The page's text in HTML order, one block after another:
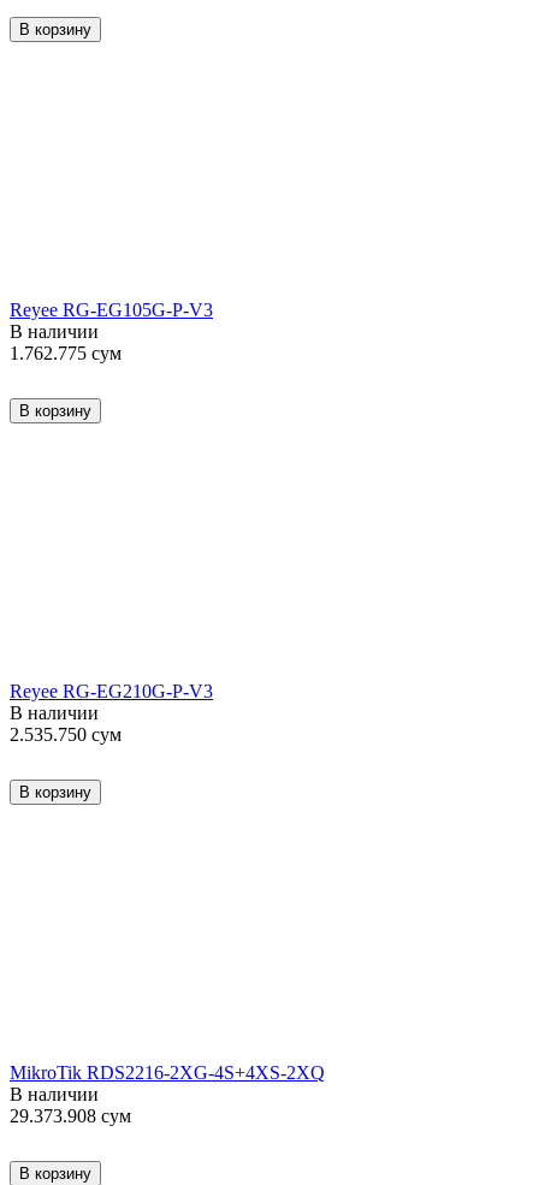
В корзину
Reyee RG-EG105G-P-V3
В наличии
1.762.775 сум
В корзину
Reyee RG-EG210G-P-V3
В наличии
2.535.750 сум
В корзину
MikroTik RDS2216-2XG-4S+4XS-2XQ
В наличии
29.373.908 сум
В корзину